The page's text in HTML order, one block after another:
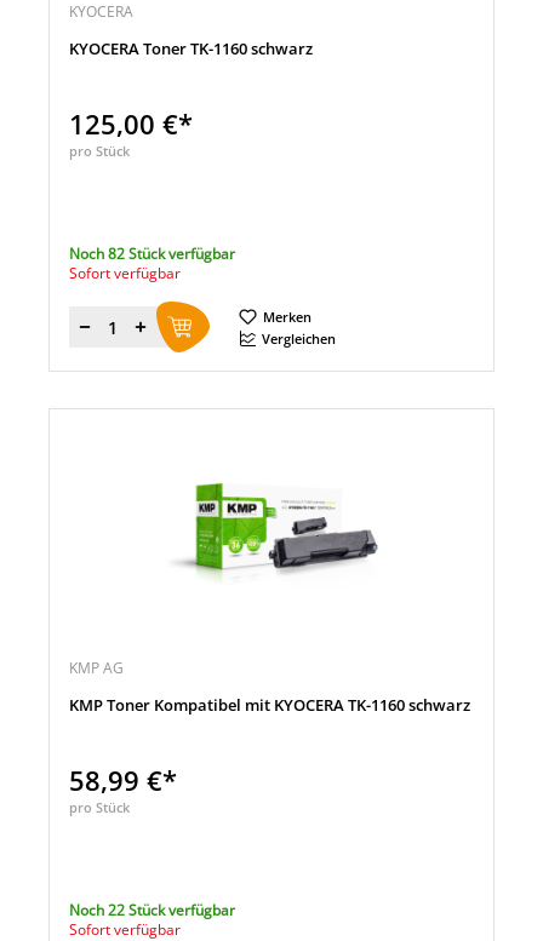
KYOCERA
KYOCERA Toner TK-1160 schwarz
125,00 €*
pro Stück
Noch 82 Stück verfügbar
Sofort verfügbar
Menge
Merken
Vergleichen
KMP AG
KMP Toner Kompatibel mit KYOCERA TK-1160 schwarz
58,99 €*
pro Stück
Noch 22 Stück verfügbar
Sofort verfügbar